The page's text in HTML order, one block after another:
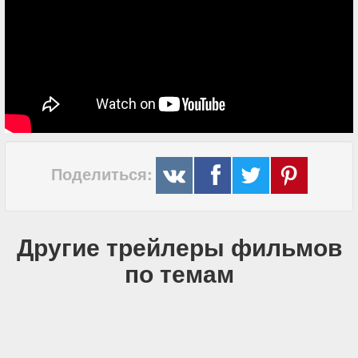
Поделиться:
Другие трейлеры фильмов
по темам